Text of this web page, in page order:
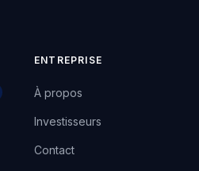
ENTREPRISE
À propos
Investisseurs
Contact